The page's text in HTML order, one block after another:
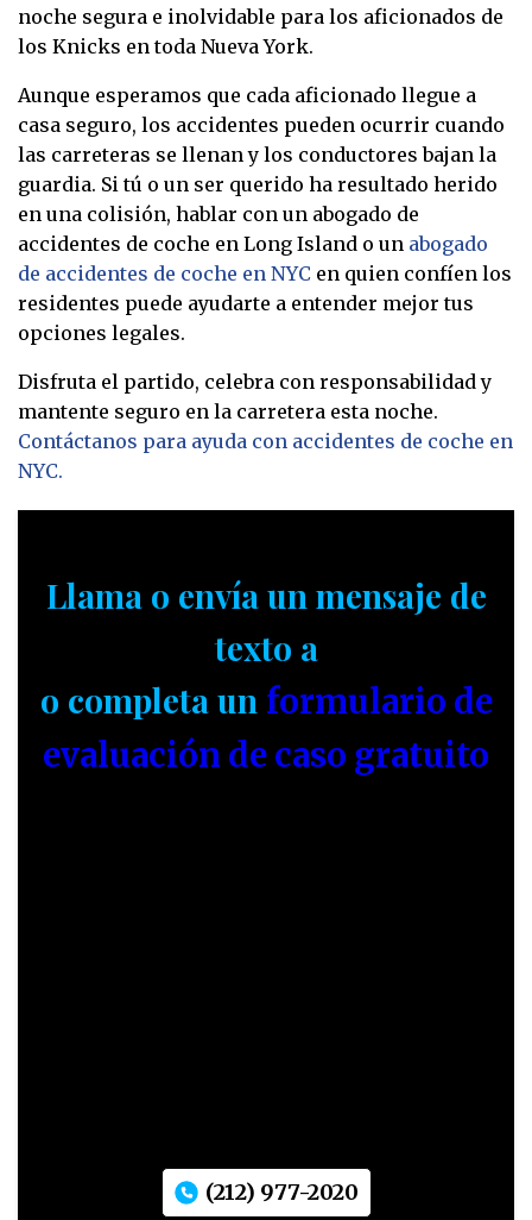
noche segura e inolvidable para los aficionados de
los Knicks en toda Nueva York.
Aunque esperamos que cada aficionado llegue a
casa seguro, los accidentes pueden ocurrir cuando
las carreteras se llenan y los conductores bajan la
guardia. Si tú o un ser querido ha resultado herido
en una colisión, hablar con un abogado de
accidentes de coche en Long Island o un abogado
de accidentes de coche en NYC en quien confíen los
residentes puede ayudarte a entender mejor tus
opciones legales.
Disfruta el partido, celebra con responsabilidad y
mantente seguro en la carretera esta noche.
Contáctanos para ayuda con accidentes de coche en
NYC.
Llama o envía un mensaje de
texto a
o completa un formulario de
evaluación de caso gratuito
(212) 977-2020